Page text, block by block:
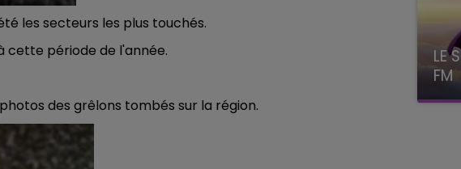
les secteurs les plus touchés.
cette période de l'année.
des grêlons tombés sur la région.
LE
FM